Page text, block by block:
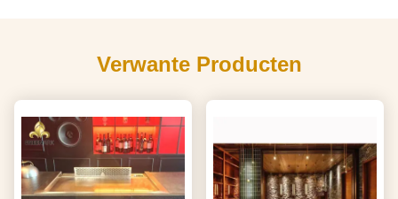
Verwante Producten